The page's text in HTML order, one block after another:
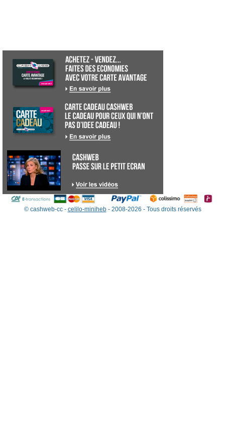
© cashweb-cc - celilo-miniheb- 2008-2026 - Tous droits réservés